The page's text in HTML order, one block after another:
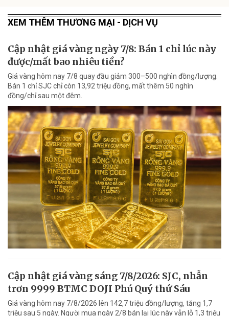
XEM THÊM THƯƠNG MẠI - DỊCH VỤ
Cập nhật giá vàng ngày 7/8: Bán 1 chỉ lúc này
được/mất bao nhiêu tiền?
Giá vàng hôm nay 7/8 quay đầu giảm 300–500 nghìn đồng/lượng.
Bán 1 chỉ SJC chỉ còn 13,92 triệu đồng, mất thêm 50 nghìn
đồng/chỉ sau một đêm.
Cập nhật giá vàng sáng 7/8/2026: SJC, nhẫn
trơn 9999 BTMC DOJI Phú Quý thứ Sáu
Giá vàng hôm nay 7/8/2026 lên 142,7 triệu đồng/lượng, tăng 1,7
triệu sau 5 ngày. Người mua ngày 2/8 bán lại lúc này vẫn lỗ 1,3 triệu